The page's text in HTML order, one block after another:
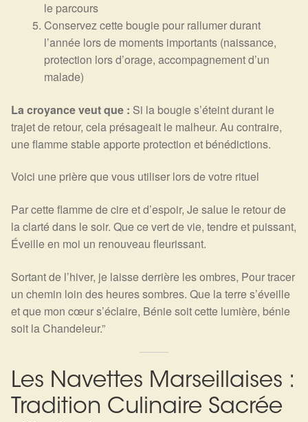
le parcours
Conservez cette bougie pour rallumer durant
l’année lors de moments importants (naissance,
protection lors d’orage, accompagnement d’un
malade)
La croyance veut que : Si la bougie s’éteint durant le
trajet de retour, cela présageait le malheur. Au contraire,
une flamme stable apporte protection et bénédictions.
Voici une prière que vous utiliser lors de votre rituel
Par cette flamme de cire et d’espoir, Je salue le retour de
la clarté dans le soir. Que ce vert de vie, tendre et puissant,
Éveille en moi un renouveau fleurissant.
Sortant de l’hiver, je laisse derrière les ombres, Pour tracer
un chemin loin des heures sombres. Que la terre s’éveille
et que mon cœur s’éclaire, Bénie soit cette lumière, bénie
soit la Chandeleur.”
Les Navettes Marseillaises :
Tradition Culinaire Sacrée